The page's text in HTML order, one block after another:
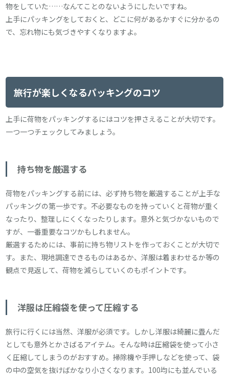
物をしていた……なんてことのないようにしたいですね。
上手にパッキングをしておくと、どこに何があるかすぐに分かるの
で、忘れ物にも気づきやすくなりますよ。
旅行が楽しくなるパッキングのコツ
上手に荷物をパッキングするにはコツを押さえることが大切です。
一つ一つチェックしてみましょう。
持ち物を厳選する
荷物をパッキングする前には、必ず持ち物を厳選することが上手な
パッキングの第一歩です。不必要なものを持っていくと荷物が重く
なったり、整理しにくくなったりします。意外と気づかないもので
すが、一番重要なコツかもしれません。
厳選するためには、事前に持ち物リストを作っておくことが大切で
す。また、現地調達できるものはあるか、洋服は着まわせるか等の
観点で見返して、荷物を減らしていくのもポイントです。
洋服は圧縮袋を使って圧縮する
旅行に行くには当然、洋服が必須です。しかし洋服は綺麗に畳んだ
としても意外とかさばるアイテム。そんな時は圧縮袋を使って小さ
く圧縮してしまうのがおすすめ。掃除機や手押しなどを使って、袋
の中の空気を抜けばかなり小さくなります。100均にも並んでいる